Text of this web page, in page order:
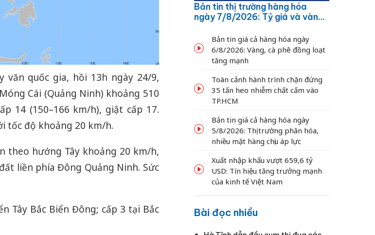
quốc gia, hồi 13h ngày 24/9,
Cái (Quảng Ninh) khoảng 510
14 (150–166 km/h), giật cấp 17.
tốc độ khoảng 20 km/h.
theo hướng Tây khoảng 20 km/h,
liền phía Đông Quảng Ninh. Sức
Tây Bắc Biển Đông; cấp 3 tại Bắc
Bản tin thị trường hàng hóa
ngày 7/8/2026: Tỷ giá và vàng
dầu thế giới bật tăng
Bản tin giá cả hàng hóa ngày
6/8/2026: Vàng, cà phê đồng loạt
tăng mạnh
Toàn cảnh hành trình chặn đứng
35 tấn heo nhiễm chất cấm vào
TP.HCM
Bản tin giá cả hàng hóa ngày
5/8/2026: Thị trường phân hóa,
nhiều mặt hàng chịu áp lực
Xuất nhập khẩu vượt 659,6 tỷ
USD: Tín hiệu tăng trưởng mạnh
của kinh tế Việt Nam
Bài đọc nhiều